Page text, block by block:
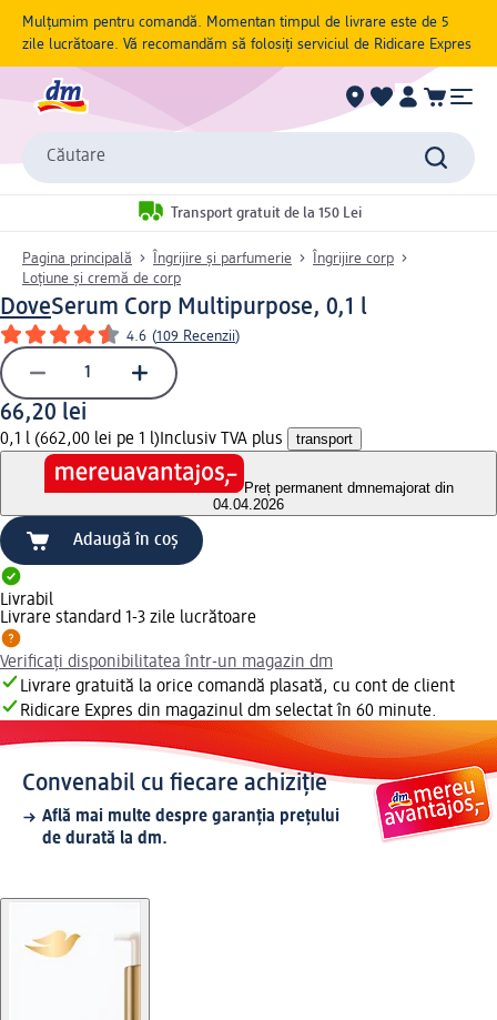
Mulțumim pentru comandă. Momentan timpul de livrare este de 5
zile lucrătoare. Vă recomandăm să folosiți serviciul de Ridicare Expres
Căutare
Transport gratuit de la 150 Lei
Pagina principală Îngrijire și parfumerie
Îngrijire corp
Loțiune și cremă de corp
DoveSerum Corp Multipurpose, 0,1 l
4.6 (109 Recenzii)
66,20 lei
0,1 l (662,00 lei pe 1 l) Inclusiv TVA plus transport
Preț permanent dmnemajorat din
04.04.2026
Adaugă în coș
Livrabil
Livrare standard 1-3 zile lucrătoare
Verificați disponibilitatea într-un magazin dm
Livrare gratuită la orice comandă plasată, cu cont de client
Ridicare Expres din magazinul dm selectat în 60 minute.
Convenabil cu fiecare achiziție
Află mai multe despre garanția prețului
de durată la dm.